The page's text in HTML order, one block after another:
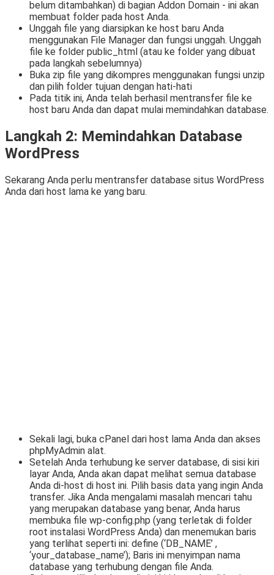
belum ditambahkan) di bagian Addon Domain - ini akan
membuat folder pada host Anda.
Unggah file yang diarsipkan ke host baru Anda
menggunakan File Manager dan fungsi unggah. Unggah
file ke folder public_html (atau ke folder yang dibuat
pada langkah sebelumnya)
Buka zip file yang dikompres menggunakan fungsi unzip
dan pilih folder tujuan dengan hati-hati
Pada titik ini, Anda telah berhasil mentransfer file ke
host baru Anda dan dapat mulai memindahkan database.
Langkah 2: Memindahkan Database
WordPress
Sekarang Anda perlu mentransfer database situs WordPress
Anda dari host lama ke yang baru.
Sekali lagi, buka cPanel dari host lama Anda dan akses
phpMyAdmin alat.
Setelah Anda terhubung ke server database, di sisi kiri
layar Anda, Anda akan dapat melihat semua database
Anda di-host di host ini. Pilih basis data yang ingin Anda
transfer. Jika Anda mengalami masalah mencari tahu
yang merupakan database yang benar, Anda harus
membuka file wp-config.php (yang terletak di folder
root instalasi WordPress Anda) dan menemukan baris
yang terlihat seperti ini: define (‘DB_NAME’ ,
‘your_database_name’); Baris ini menyimpan nama
database yang terhubung dengan file Anda.